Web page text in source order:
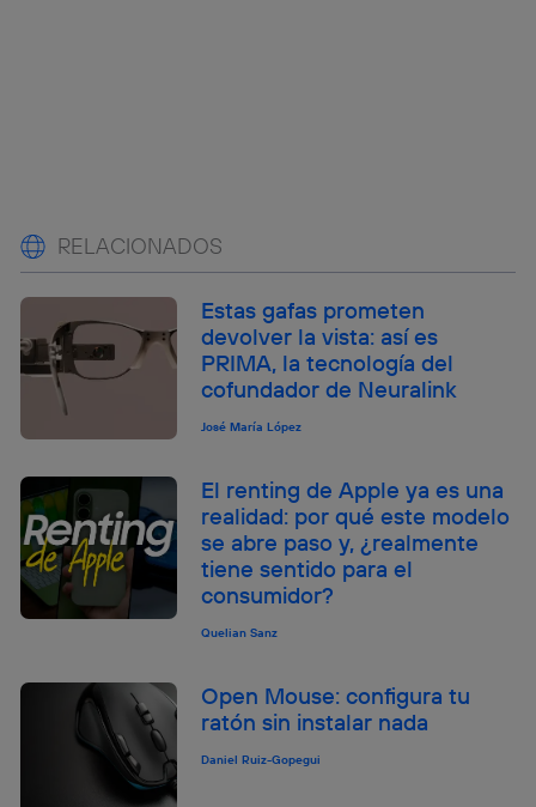
RELACIONADOS
Estas gafas prometen
devolver la vista: así es
PRIMA, la tecnología del
cofundador de Neuralink
José María López
El renting de Apple ya es una
realidad: por qué este modelo
se abre paso y, ¿realmente
tiene sentido para el
consumidor?
Quelian Sanz
Open Mouse: configura tu
ratón sin instalar nada
Daniel Ruiz-Gopegui